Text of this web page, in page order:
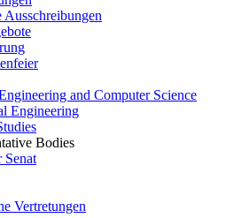
Ausschreibungen
and Computer Science
Engineering
Bodies
Senat
Vertretungen